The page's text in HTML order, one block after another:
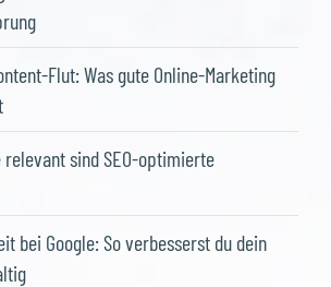
Flut: Was gute Online-Marketing
relevant sind SEO-optimierte
bei Google: So verbesserst du dein